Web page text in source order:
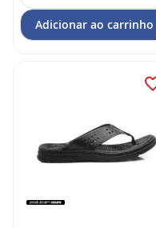
Adicionar ao carrinho